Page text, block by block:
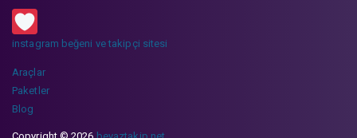
instagram beğeni ve takipçi sitesi
Araçlar
Paketler
Blog